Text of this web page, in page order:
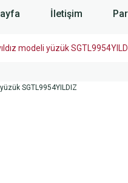
İletişim
modeli yüzük